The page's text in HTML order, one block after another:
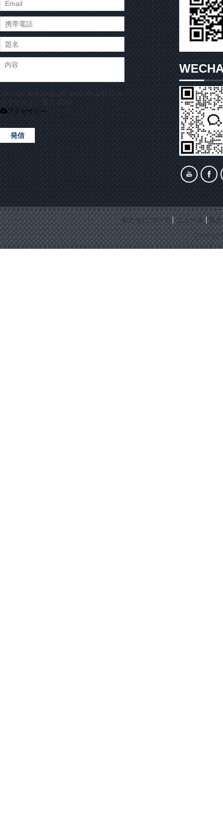
.rar/.zip/.jpg/.png/.gif/.doc/.xls/.pdf のみ
をサポート、最大 20M
アクセサリー
発信
私たちについて ニュース
私